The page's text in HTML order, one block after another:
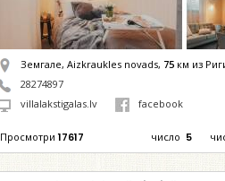
Земгале, Aizkraukles novads, 75 км из
28274897
villalakstigalas.lv
facebook
Просмотри 17617 число 5